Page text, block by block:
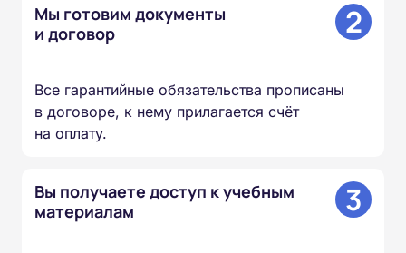
Мы готовим документы
и договор
2
Все гарантийные обязательства прописаны
в договоре, к нему прилагается счёт
на оплату.
Вы получаете доступ к учебным
материалам
3